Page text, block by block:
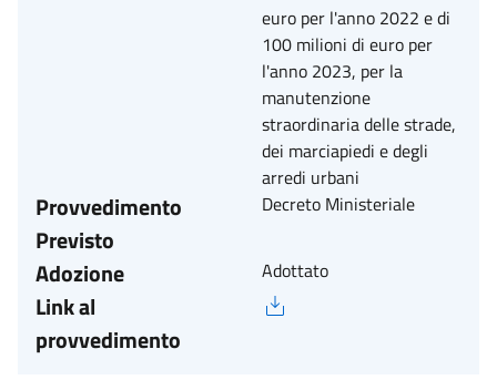
euro per l'anno 2022 e di
100 milioni di euro per
l'anno 2023, per la
manutenzione
straordinaria delle strade,
dei marciapiedi e degli
arredi urbani
Provvedimento
Previsto
Decreto Ministeriale
Adozione Adottato
Link al
provvedimento